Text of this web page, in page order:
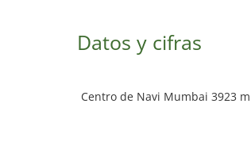
Datos y cifras
Centro de Navi Mumbai 3923